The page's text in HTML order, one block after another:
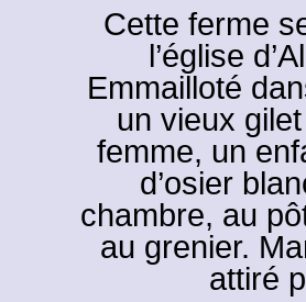
Cette ferme
l’église
Emmailloté
un vieux
femme, un
d’osier
chambre, au
au grenier.
attiré